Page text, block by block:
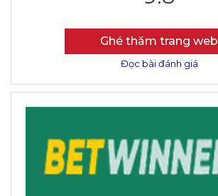
Ghé thăm trang web
Đọc bài đánh giá